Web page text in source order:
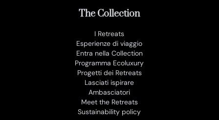
The Collection
I Retreats
Esperienze di viaggio
Entra nella Collection
Programma Ecoluxury
Progetti dei Retreats
Lasciati ispirare
Ambasciatori
Meet the Retreats
Sustainability policy